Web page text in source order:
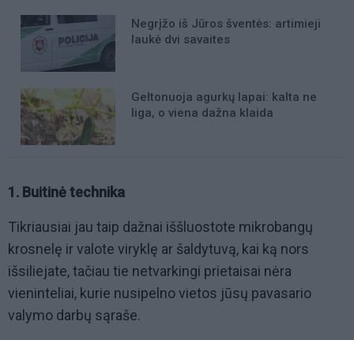
Negrįžo iš Jūros šventės: artimieji
laukė dvi savaites
Geltonuoja agurkų lapai: kalta ne
liga, o viena dažna klaida
1. Buitinė technika
Tikriausiai jau taip dažnai iššluostote mikrobangų
krosnelę ir valote viryklę ar šaldytuvą, kai ką nors
išsiliejate, tačiau tie netvarkingi prietaisai nėra
vieninteliai, kurie nusipelno vietos jūsų pavasario
valymo darbų sąraše.